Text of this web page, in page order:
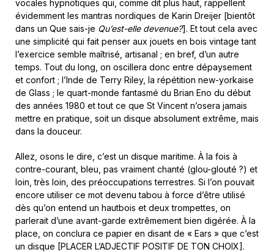
vocales hypnotiques qui, comme dit plus haut, rappellent
évidemment les mantras nordiques de Karin Dreijer [bientôt
dans un Que sais-je Qu’est-elle devenue?]. Et tout cela avec
une simplicité qui fait penser aux jouets en bois vintage tant
l’exercice semble maîtrisé, artisanal ; en bref, d’un autre
temps. Tout du long, on oscillera donc entre dépaysement
et confort ; l’Inde de Terry Riley, la répétition new-yorkaise
de Glass ; le quart-monde fantasmé du Brian Eno du début
des années 1980 et tout ce que St Vincent n’osera jamais
mettre en pratique, soit un disque absolument extrême, mais
dans la douceur.
Allez, osons le dire, c’est un disque maritime. À la fois à
contre-courant, bleu, pas vraiment chanté (glou-glouté ?) et
loin, très loin, des préoccupations terrestres. Si l’on pouvait
encore utiliser ce mot devenu tabou à force d’être utilisé
dès qu’on entend un hautbois et deux trompettes, on
parlerait d’une avant-garde extrêmement bien digérée. À la
place, on conclura ce papier en disant de « Ears » que c’est
un disque [PLACER L’ADJECTIF POSITIF DE TON CHOIX].